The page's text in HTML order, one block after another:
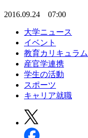
2016.09.24 07:00
大学ニュース
イベント
教育カリキュラム
産官学連携
学生の活動
スポーツ
キャリア就職